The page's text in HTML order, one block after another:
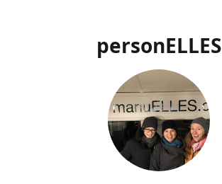
personELLES